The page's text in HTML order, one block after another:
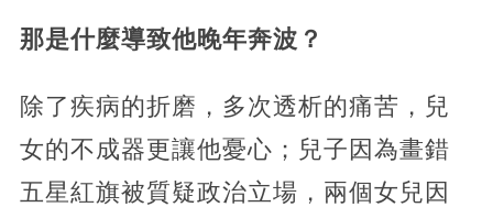
那是什麼導致他晚年奔波？
除了疾病的折磨，多次透析的痛苦，兒
女的不成器更讓他憂心；兒子因為畫錯
五星紅旗被質疑政治立場，兩個女兒因